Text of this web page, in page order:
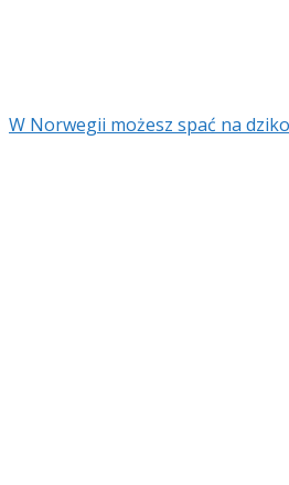
W Norwegii możesz spać na